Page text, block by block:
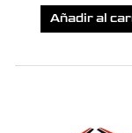
Añadir al